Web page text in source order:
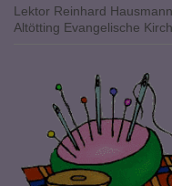
Lektor Reinhard Hausmann
Altötting Evangelische